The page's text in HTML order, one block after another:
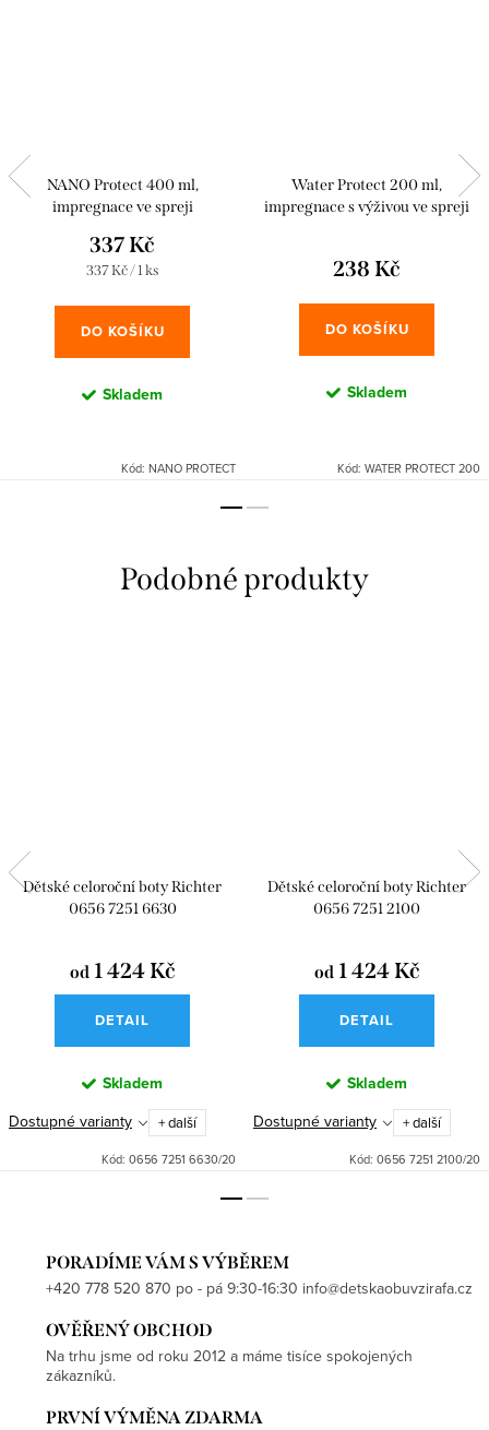
NANO Protect 400 ml,
impregnace ve spreji
337 Kč
Měrná
337 Kč / 1 ks
DO KOŠÍKU
Skladem
Kód: NANO PROTECT
Water Protect 200 ml,
impregnace s výživou ve spreji
238 Kč
DO KOŠÍKU
Skladem
Kód: WATER PROTECT 200
Dětské celoroční boty Richter
0656 7251 6630
od1 424 Kč
DETAIL
Skladem
Dostupné varianty + další
Kód: 0656 7251 6630/20
Dětské celoroční boty Richter
0656 7251 2100
od1 424 Kč
DETAIL
Skladem
Dostupné varianty + další
Kód: 0656 7251 2100/20
PORADÍME VÁM S VÝBĚREM
+420 778 520 870 po - pá 9:30-16:30 info@detskaobuvzirafa.cz
OVĚŘENÝ OBCHOD
Na trhu jsme od roku 2012 a máme tisíce spokojených
zákazníků.
PRVNÍ VÝMĚNA ZDARMA